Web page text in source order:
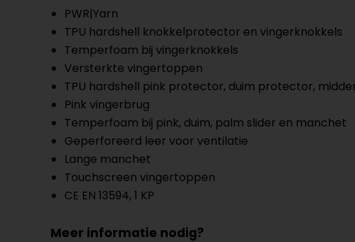
PWR|Yarn
TPU hardshell knokkelprotector en vingerknokkels
Temperfoam bij vingerknokkels
Versterkte vingertoppen
TPU hardshell pink protector, duim protector,
Pink vingerbrug
Temperfoam bij pink, duim, palm slider en manchet
Geperforeerd leer voor ventilatie
Lange manchet
Touchscreen vingertoppen
CE EN 13594, 1 KP
Meer informatie nodig?